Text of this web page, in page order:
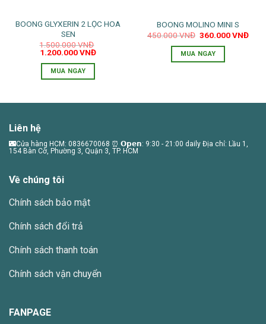
BOONG GLYXERIN 2 LỌC HOA
SEN
1.500.000VNĐ
Giá
là:
1.500.000 VNĐ.
1.200.000VNĐGiá
MUA NGAY
BOONG MOLINO MINI S
450.000VNĐ Giá
là:
450.000 VNĐ.
360.000VNĐGiá
MUA NGAY
Liên hệ
🌃Cửa hàng HCM: 0836670068 ⏰ 𝗢𝗽𝗲𝗻: 9:30 - 21:00 daily Địa chỉ: Lầu 1,
154 Bàn Cờ, Phường 3, Quận 3, TP. HCM
Về chúng tôi
Chính sách bảo mật
Chính sách đổi trả
Chính sách thanh toán
Chính sách vận chuyển
FANPAGE